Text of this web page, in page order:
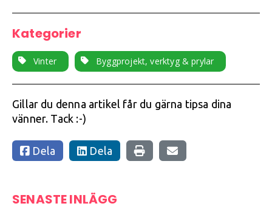
Kategorier
Vinter Byggprojekt, verktyg & prylar
Gillar du denna artikel får du gärna tipsa dina
vänner. Tack :-)
Dela Dela
SENASTE INLÄGG